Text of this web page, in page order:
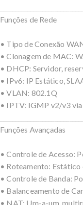
Funções de Rede
• Tipo de Conexão
• Clonagem de MAC:
• DHCP: Servidor,
• IPv6: IP Estático,
• VLAN: 802.1Q
• IPTV: IGMP v2/v3
Funções Avançadas
• Controle de Acesso:
• Roteamento:
• Controle de Banda:
• Balanceamento de
• NAT: Um-a-um,